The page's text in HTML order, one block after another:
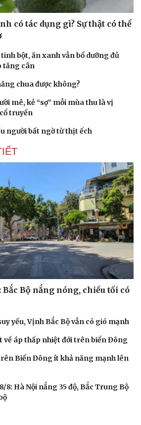
có tác dụng gì? Sự thật có thể
bột, ăn xanh vẫn bổ dưỡng đủ
tăng cân
chua được không?
mê, kẻ “sợ” mỗi mùa thu là vị
truyền
người bất ngờ từ thịt ếch
Bộ nắng nóng, chiều tối có
yếu, Vịnh Bắc Bộ vẫn có gió mạnh
về áp thấp nhiệt đới trên biển Đông
Biển Đông ít khả năng mạnh lên
8: Hà Nội nắng 35 độ, Bắc Trung Bộ